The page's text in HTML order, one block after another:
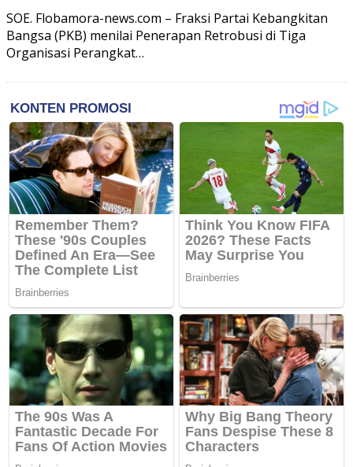
SOE. Flobamora-news.com – Fraksi Partai Kebangkitan
Bangsa (PKB) menilai Penerapan Retrobusi di Tiga
Organisasi Perangkat…